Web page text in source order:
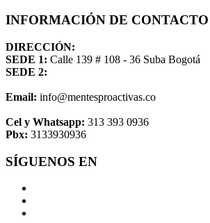
INFORMACIÓN DE CONTACTO
DIRECCIÓN:
SEDE 1: Calle 139 # 108 - 36 Suba Bogotá
SEDE 2:
Email: info@mentesproactivas.co
Cel y Whatsapp: 313 393 0936
Pbx: 3133930936
SÍGUENOS EN